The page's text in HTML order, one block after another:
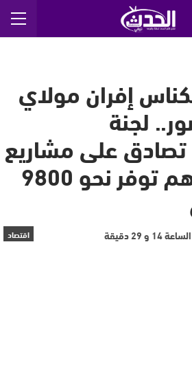
إفران مولاي
لجنة
تصادق على مشاريع
بـ42 مليار درهم توفر نحو 9800
اقتصاد